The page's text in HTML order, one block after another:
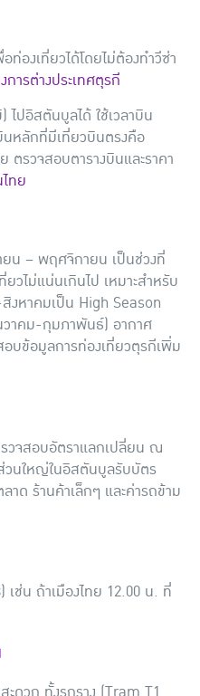
ท่องเที่ยวได้โดยไม่ต้องทำวีซ่า
การต่างประเทศตุรกี
ปอิสตันบูลได้ ใช้เวลาบิน
นหลักที่มีเที่ยวบินตรงคือ
ตรวจสอบตารางบินและราคา
ทย
น – พฤศจิกายน เป็นช่วงที่
ไม่แน่นเกินไป เหมาะสำหรับ
งหาคมเป็น High Season
าคม-กุมภาพันธ์) อากาศ
บข้อมูลการท่องเที่ยวตุรกีเพิ่ม
วจสอบอัตราแลกเปลี่ยน ณ
วนใหญ่ในอิสตันบูลรับบัตร
ด ร้านค้าเล็กๆ และค่ารถข้าม
เช่น ถ้าเมืองไทย 12.00 น. ที่